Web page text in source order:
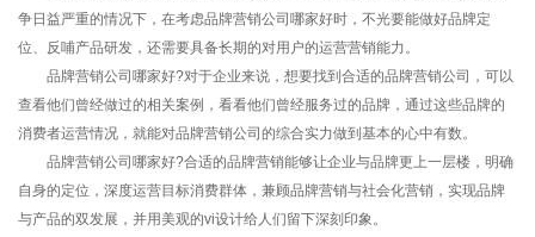
争日益严重的情况下，在考虑品牌营销公司哪家好时，不光要能做好品牌定
位、反哺产品研发，还需要具备长期的对用户的运营营销能力。
品牌营销公司哪家好?对于企业来说，想要找到合适的品牌营销公司，可以
查看他们曾经做过的相关案例，看看他们曾经服务过的品牌，通过这些品牌的
消费者运营情况，就能对品牌营销公司的综合实力做到基本的心中有数。
品牌营销公司哪家好?合适的品牌营销能够让企业与品牌更上一层楼，明确
自身的定位，深度运营目标消费群体，兼顾品牌营销与社会化营销，实现品牌
与产品的双发展，并用美观的vi设计给人们留下深刻印象。